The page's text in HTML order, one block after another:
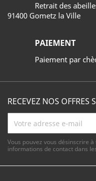
Retrait des
91400 Gometz la Ville
PAIEMENT
Paiement par
RECEVEZ NOS OFFRES
Vous pouvez vous désinscrire
informations de contact dans